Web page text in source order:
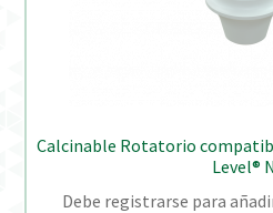
Calcinable Rotatorio
Level®
Debe registrarse para